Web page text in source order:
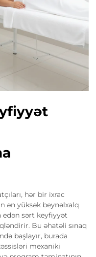
hər bir ixrac
ən yüksək beynəlxalq
sərt keyfiyyət
Bu əhatəli sınaq
başlayır, burada
mexaniki